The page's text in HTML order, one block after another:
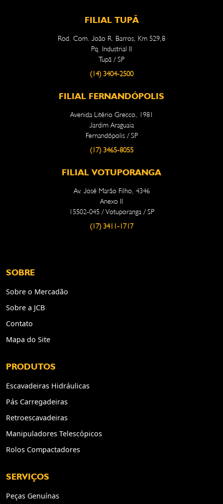
FILIAL TUPÃ
Rod. Com. João R. Barros, Km 529,8
Pq. Industrial II
Tupã / SP
(14) 3404-2500
FILIAL FERNANDÓPOLIS
Avenida Litério Grecco, 1981
Jardim Araguaia
Fernandópolis / SP
(17) 3465-8055
FILIAL VOTUPORANGA
Av. José Marão Filho, 4346
Anexo II
15502-045 / Votuporanga / SP
(17) 3411-1717
SOBRE
Sobre o Mercadão
Sobre a JCB
Contato
Mapa do Site
PRODUTOS
Escavadeiras Hidráulicas
Pás Carregadeiras
Retroescavadeiras
Manipuladores Telescópicos
Rolos Compactadores
SERVIÇOS
Peças Genuínas